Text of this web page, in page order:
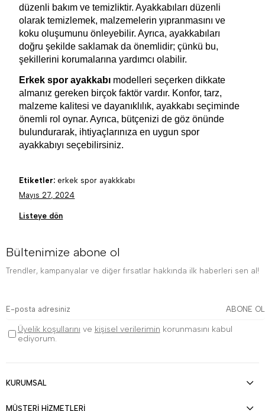
düzenli bakım ve temizliktir. Ayakkabıları düzenli
olarak temizlemek, malzemelerin yıpranmasını ve
koku oluşumunu önleyebilir. Ayrıca, ayakkabıları
doğru şekilde saklamak da önemlidir; çünkü bu,
şekillerini korumalarına yardımcı olabilir.
Erkek spor ayakkabı modelleri seçerken dikkate
almanız gereken birçok faktör vardır. Konfor, tarz,
malzeme kalitesi ve dayanıklılık, ayakkabı seçiminde
önemli rol oynar. Ayrıca, bütçenizi de göz önünde
bulundurarak, ihtiyaçlarınıza en uygun spor
ayakkabıyı seçebilirsiniz.
Etiketler: erkek spor ayakkkabı
Mayıs 27, 2024
Listeye dön
Bültenimize abone ol
Trendler, kampanyalar ve diğer fırsatlar hakkında ilk haberleri sen al!
ABONE OL
Üyelik koşullarını ve kişisel verilerimin korunmasını kabul
ediyorum.
KURUMSAL
MÜŞTERİ HİZMETLERİ